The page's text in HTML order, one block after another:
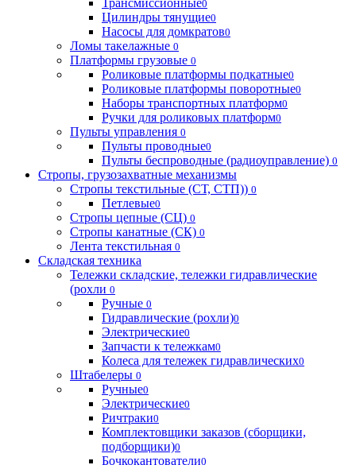
Трансмиссионные0
Цилиндры тянущие0
Насосы для домкратов0
Ломы такелажные 0
Платформы грузовые 0
Роликовые платформы подкатные0
Роликовые платформы поворотные0
Наборы транспортных платформ0
Ручки для роликовых платформ0
Пульты управления 0
Пульты проводные0
Пульты беспроводные (радиоуправление) 0
Стропы, грузозахватные механизмы
Стропы текстильные (СТ, СТП)) 0
Петлевые0
Стропы цепные (СЦ) 0
Стропы канатные (СК) 0
Лента текстильная 0
Складская техника
Тележки складские, тележки гидравлические
(рохли 0
Ручные 0
Гидравлические (рохли)0
Электрические0
Запчасти к тележкам0
Колеса для тележек гидравлических0
Штабелеры 0
Ручные0
Электрические0
Ричтраки0
Комплектовщики заказов (сборщики,
подборщики)0
Бочкокантователи0